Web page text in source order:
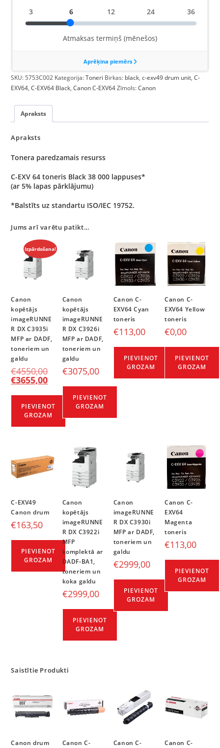
SKU: 5753C002 Kategorija:Toneri Birkas: black,c-exv49 drum unit,C-
EXV64,C-EXV64 Black,Canon C-EXV64 Zīmols:Canon
Apraksts
Apraksts
Tonera paredzamais resurss
C-EXV 64 toneris Black 38 000 lappuses*
(ar 5% lapas pārklājumu)
*Balstīts uz standartu ISO/IEC 19752.
Jums arī varētu patikt…
Izpārdošana!
Canon
kopētājs
imageRUNNE
R DX C3935i
MFP ar DADF,
toneriem un
galdu
€4550,00
€3655,00
PIEVIENOT
GROZAM
Canon
kopētājs
imageRUNNE
R DX C3926i
MFP ar DADF,
toneriem un
galdu
€3075,00
PIEVIENOT
GROZAM
Canon C-
EXV64 Cyan
toneris
€113,00
PIEVIENOT
GROZAM
Canon C-
EXV64 Yellow
toneris
€0,00
PIEVIENOT
GROZAM
C-EXV49
Canon drum
€163,50
PIEVIENOT
GROZAM
Canon
kopētājs
imageRUNNE
R DX C3922i
MFP
komplektā ar
DADF-BA1,
toneriem un
koka galdu
€2999,00
PIEVIENOT
GROZAM
Canon
imageRUNNE
R DX C3930i
MFP ar DADF,
toneriem un
galdu
€2999,00
PIEVIENOT
GROZAM
Canon C-
EXV64
Magenta
toneris
€113,00
PIEVIENOT
GROZAM
Saistītie Produkti
Canon drum
Canon C-
Canon C-
Canon C-